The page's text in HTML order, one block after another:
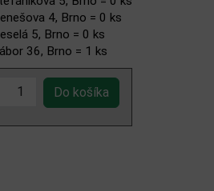
4, Brno = 0 ks
5, Brno = 0 ks
36, Brno = 1 ks